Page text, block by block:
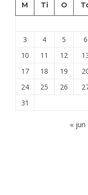
M Ti O
3
4 5 6
10
11 12
17
18 19
24
25 26
31
« jun